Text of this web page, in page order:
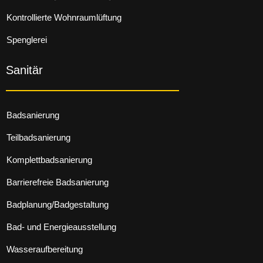
Kontrollierte Wohnraumlüftung
Spenglerei
Sanitär
Badsanierung
Teilbadsanierung
Komplettbadsanierung
Barrierefreie Badsanierung
Badplanung/Badgestaltung
Bad- und Energieausstellung
Wasseraufbereitung